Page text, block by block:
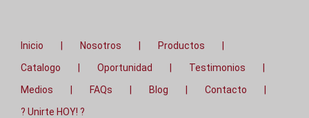
Inicio Nosotros
Productos
Catalogo
Oportunidad
Testimonios
Medios
FAQs Blog
Contacto
? Unirte HOY! ?